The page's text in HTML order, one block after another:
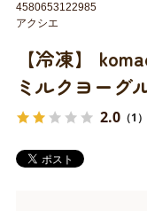
【冷凍】
ミルクヨーグ
2.0（1）
4580653122985
アクシエ